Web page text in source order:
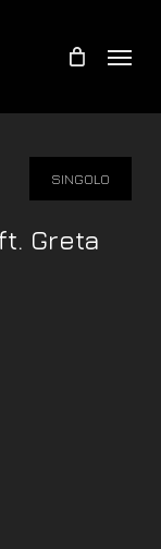
SINGOLO
Greta